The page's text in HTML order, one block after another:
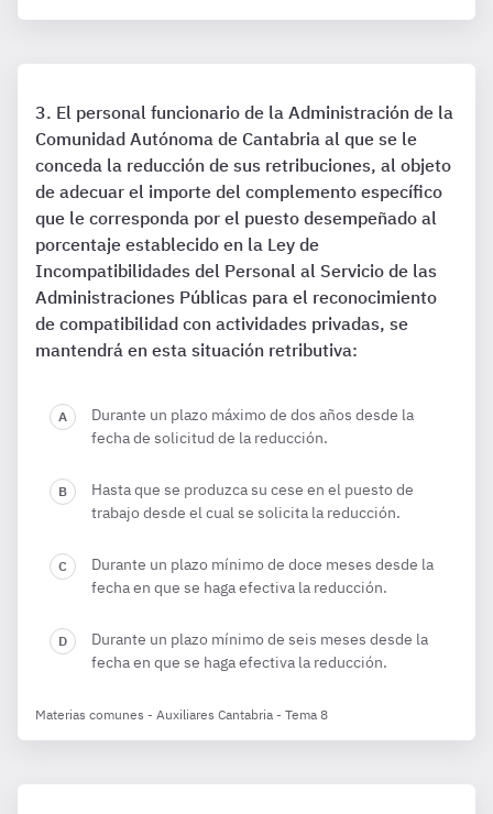
El personal funcionario de la Administración de la
Comunidad Autónoma de Cantabria al que se le
conceda la reducción de sus retribuciones, al objeto
de adecuar el importe del complemento específico
que le corresponda por el puesto desempeñado al
porcentaje establecido en la Ley de
Incompatibilidades del Personal al Servicio de las
Administraciones Públicas para el reconocimiento
de compatibilidad con actividades privadas, se
mantendrá en esta situación retributiva:
Durante un plazo máximo de dos años desde la
fecha de solicitud de la reducción.
Hasta que se produzca su cese en el puesto de
trabajo desde el cual se solicita la reducción.
Durante un plazo mínimo de doce meses desde la
fecha en que se haga efectiva la reducción.
Durante un plazo mínimo de seis meses desde la
fecha en que se haga efectiva la reducción.
Materias comunes - Auxiliares Cantabria - Tema 8